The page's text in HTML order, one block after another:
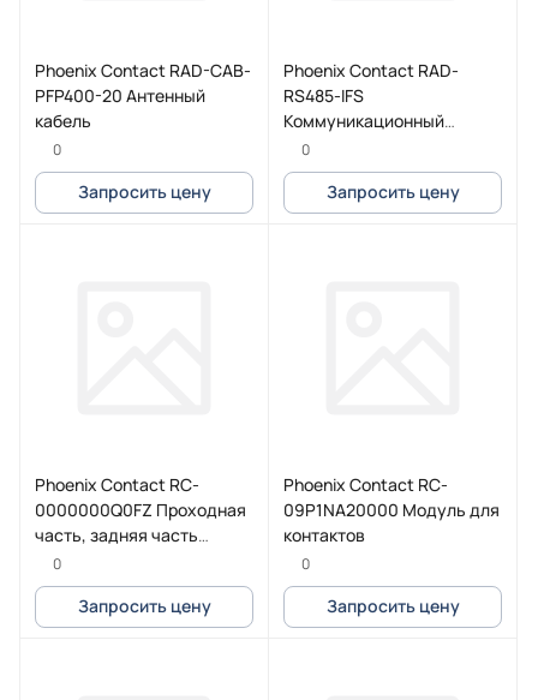
Phoenix Contact RAD-CAB-
PFP400-20 Антенный
кабель
0
Запросить цену
Phoenix Contact RAD-
RS485-IFS
Коммуникационный
модуль
0
Запросить цену
Phoenix Contact RC-
0000000Q0FZ Проходная
часть, задняя часть
стенки
0
Запросить цену
Phoenix Contact RC-
09P1NA20000 Модуль для
контактов
0
Запросить цену